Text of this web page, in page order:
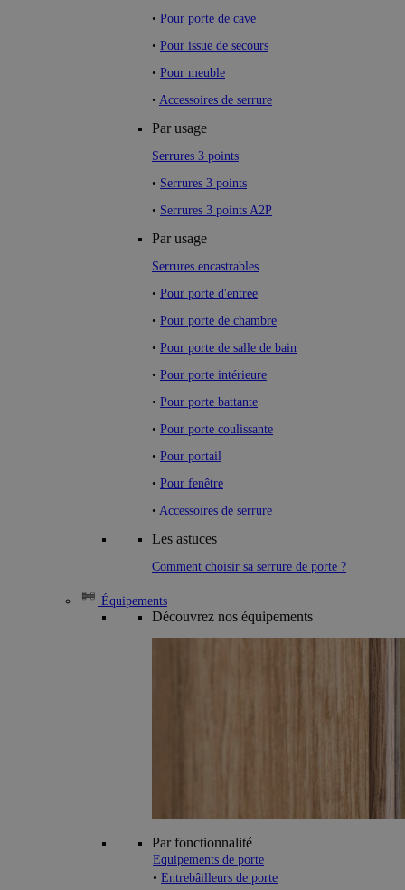
• Pour porte de cave
• Pour issue de secours
• Pour meuble
• Accessoires de serrure
Par usage
Serrures 3 points
• Serrures 3 points
• Serrures 3 points A2P
Par usage
Serrures encastrables
• Pour porte d'entrée
• Pour porte de chambre
• Pour porte de salle de bain
• Pour porte intérieure
• Pour porte battante
• Pour porte coulissante
• Pour portail
• Pour fenêtre
• Accessoires de serrure
Les astuces
Comment choisir sa serrure de porte ?
Équipements
Découvrez nos équipements
Par fonctionnalité
Equipements de porte
• Entrebâilleurs de porte